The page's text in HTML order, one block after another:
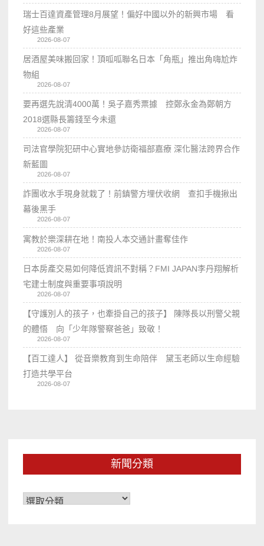
瑞士百達資產管理8月展望！偏好中國以外的新興市場 看
好這些產業
2026-08-07
居酒屋美味搬回家！頂呱呱聯名日本「角瓶」推出角嗨尬炸
物組
2026-08-07
要再選先說清4000萬！吳子嘉秀票據 控鄭永金為鄭朝方
2018選縣長籌錢至今未還
2026-08-07
司法官學院犯研中心實地參訪衛福部嘉療 深化醫法跨界合作
新藍圖
2026-08-07
詐團收水手現身就栽了！前鎮警方埋伏收網 查扣手機揪出
幕後黑手
2026-08-07
寓教於樂深耕在地！南投人本交通計畫奪佳作
2026-08-07
日本房產交易如何降低資訊不對稱？FMI JAPAN李丹翔解析
宅建士制度與重要事項說明
2026-08-07
【守護別人的孩子，也牽掛自己的孩子】 陳隊長以刑警父親
的體悟 向「少年隊警察爸爸」致敬！
2026-08-07
【百工達人】 從音樂教育到生命陪伴 黛玉老師以生命經驗
打造共學平台
2026-08-07
新聞分類
新